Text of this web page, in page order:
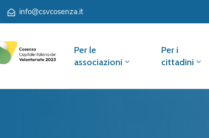
info@csvcosenza.it
Per le
associazioni
Per i
cittadini